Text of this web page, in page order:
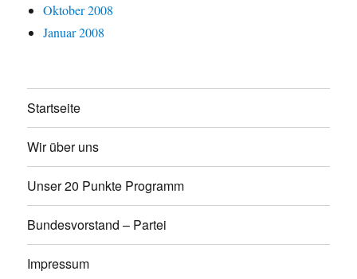
Oktober 2008
Januar 2008
Startseite
Wir über uns
Unser 20 Punkte Programm
Bundesvorstand – Partei
Impressum